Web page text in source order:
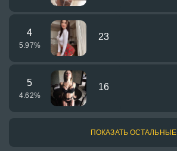
4
5.97%
23
5
4.62%
16
ПОКАЗАТЬ ОСТАЛЬНЫЕ